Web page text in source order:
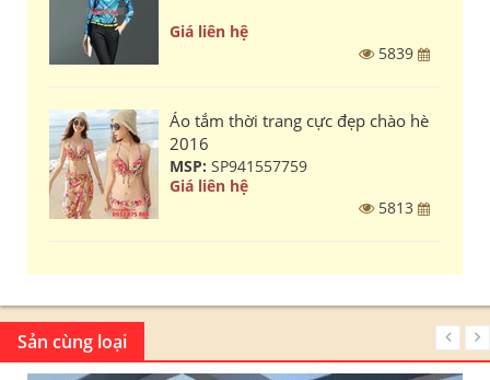
Giá liên hệ
5839
Áo tắm thời trang cực đẹp chào hè
2016
MSP: SP941557759
Giá liên hệ
5813
Sản cùng loại